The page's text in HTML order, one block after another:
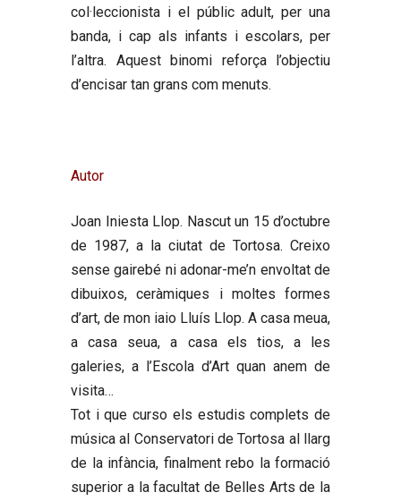
col·leccionista i el públic adult, per una
banda, i cap als infants i escolars, per
l’altra. Aquest binomi reforça l’objectiu
d’encisar tan grans com menuts.
Autor
Joan Iniesta Llop. Nascut un 15 d’octubre
de 1987, a la ciutat de Tortosa. Creixo
sense gairebé ni adonar-me’n envoltat de
dibuixos, ceràmiques i moltes formes
d’art, de mon iaio Lluís Llop. A casa meua,
a casa seua, a casa els tios, a les
galeries, a l’Escola d’Art quan anem de
visita…
Tot i que curso els estudis complets de
música al Conservatori de Tortosa al llarg
de la infància, finalment rebo la formació
superior a la facultat de Belles Arts de la